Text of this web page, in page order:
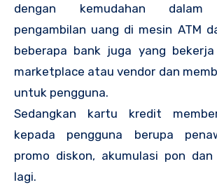
dengan kemudahan dalam
pengambilan uang di mesin ATM
beberapa bank juga yang
marketplace atau vendor dan
untuk pengguna.
Sedangkan kartu kredit
kepada pengguna berupa
promo diskon, akumulasi pon
lagi.